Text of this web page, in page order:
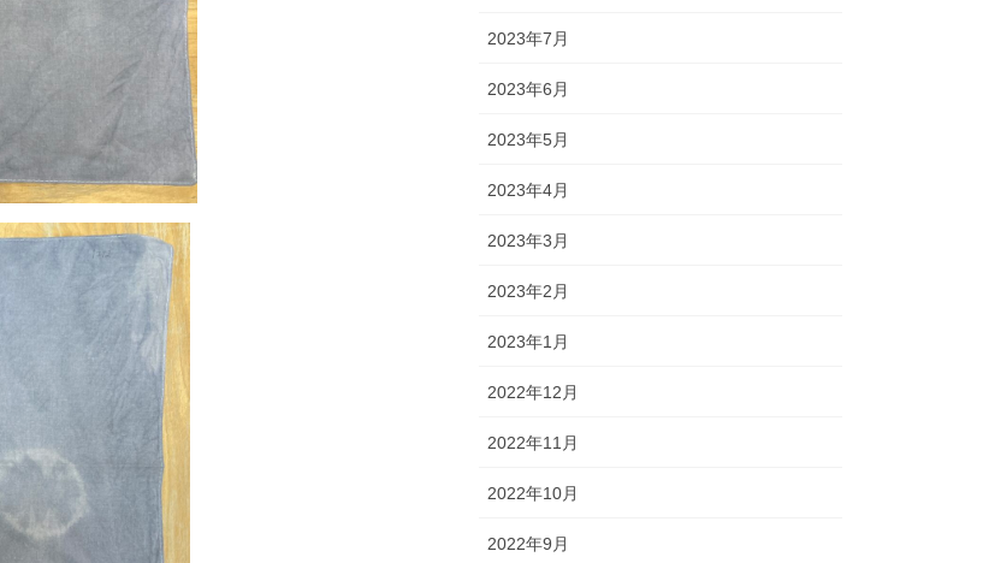
2023年7月
2023年6月
2023年5月
2023年4月
2023年3月
2023年2月
2023年1月
2022年12月
2022年11月
2022年10月
2022年9月